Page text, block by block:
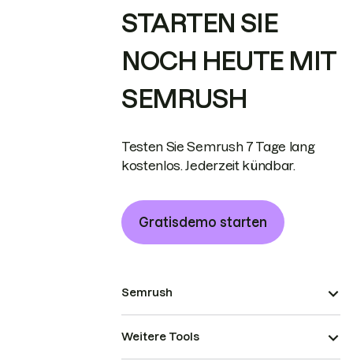
STARTEN SIE
NOCH HEUTE MIT
SEMRUSH
Testen Sie Semrush 7 Tage lang
kostenlos. Jederzeit kündbar.
Gratisdemo starten
Semrush
Weitere Tools